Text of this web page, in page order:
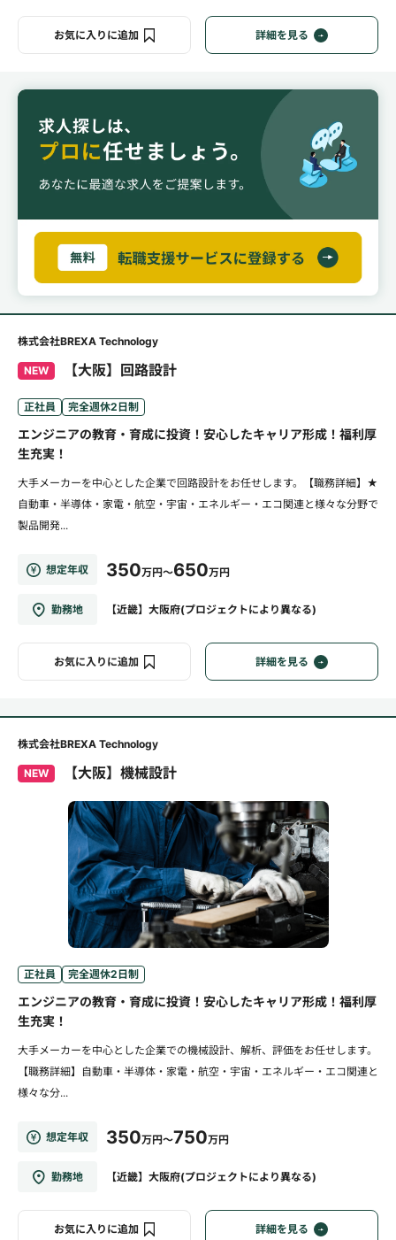
お気に入りに追加 詳細を見る
株式会社BREXA Technology
NEW 【大阪】回路設計
正社員 完全週休2日制
エンジニアの教育・育成に投資！安心したキャリア形成！福利厚
生充実！
大手メーカーを中心とした企業で回路設計をお任せします。【職務詳細】★
自動車・半導体・家電・航空・宇宙・エネルギー・エコ関連と様々な分野で
製品開発...
想定年収 350万円～650万円
勤務地 【近畿】大阪府(プロジェクトにより異なる)
お気に入りに追加 詳細を見る
株式会社BREXA Technology
NEW 【大阪】機械設計
正社員 完全週休2日制
エンジニアの教育・育成に投資！安心したキャリア形成！福利厚
生充実！
大手メーカーを中心とした企業での機械設計、解析、評価をお任せします。
【職務詳細】自動車・半導体・家電・航空・宇宙・エネルギー・エコ関連と
様々な分...
想定年収 350万円～750万円
勤務地 【近畿】大阪府(プロジェクトにより異なる)
お気に入りに追加 詳細を見る